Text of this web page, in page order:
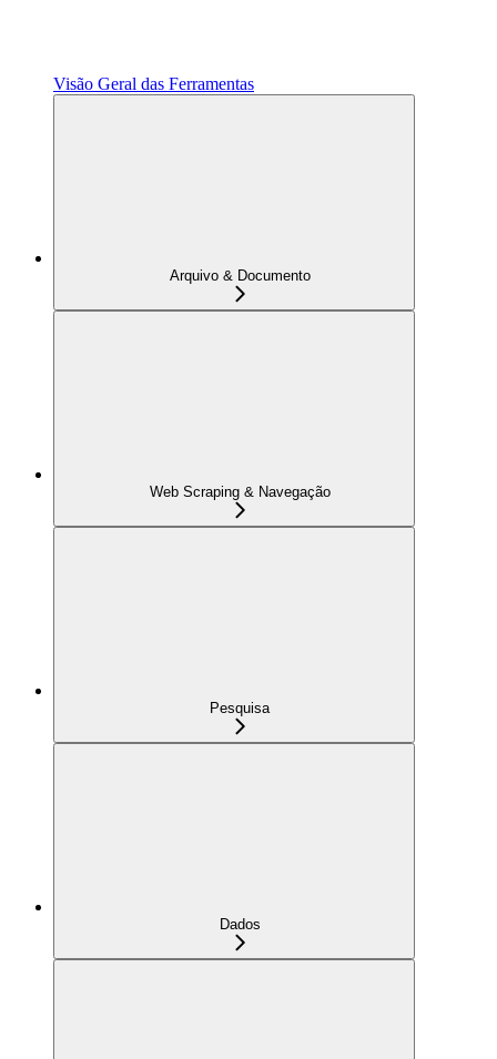
Visão Geral das Ferramentas
Arquivo & Documento
Web Scraping & Navegação
Pesquisa
Dados